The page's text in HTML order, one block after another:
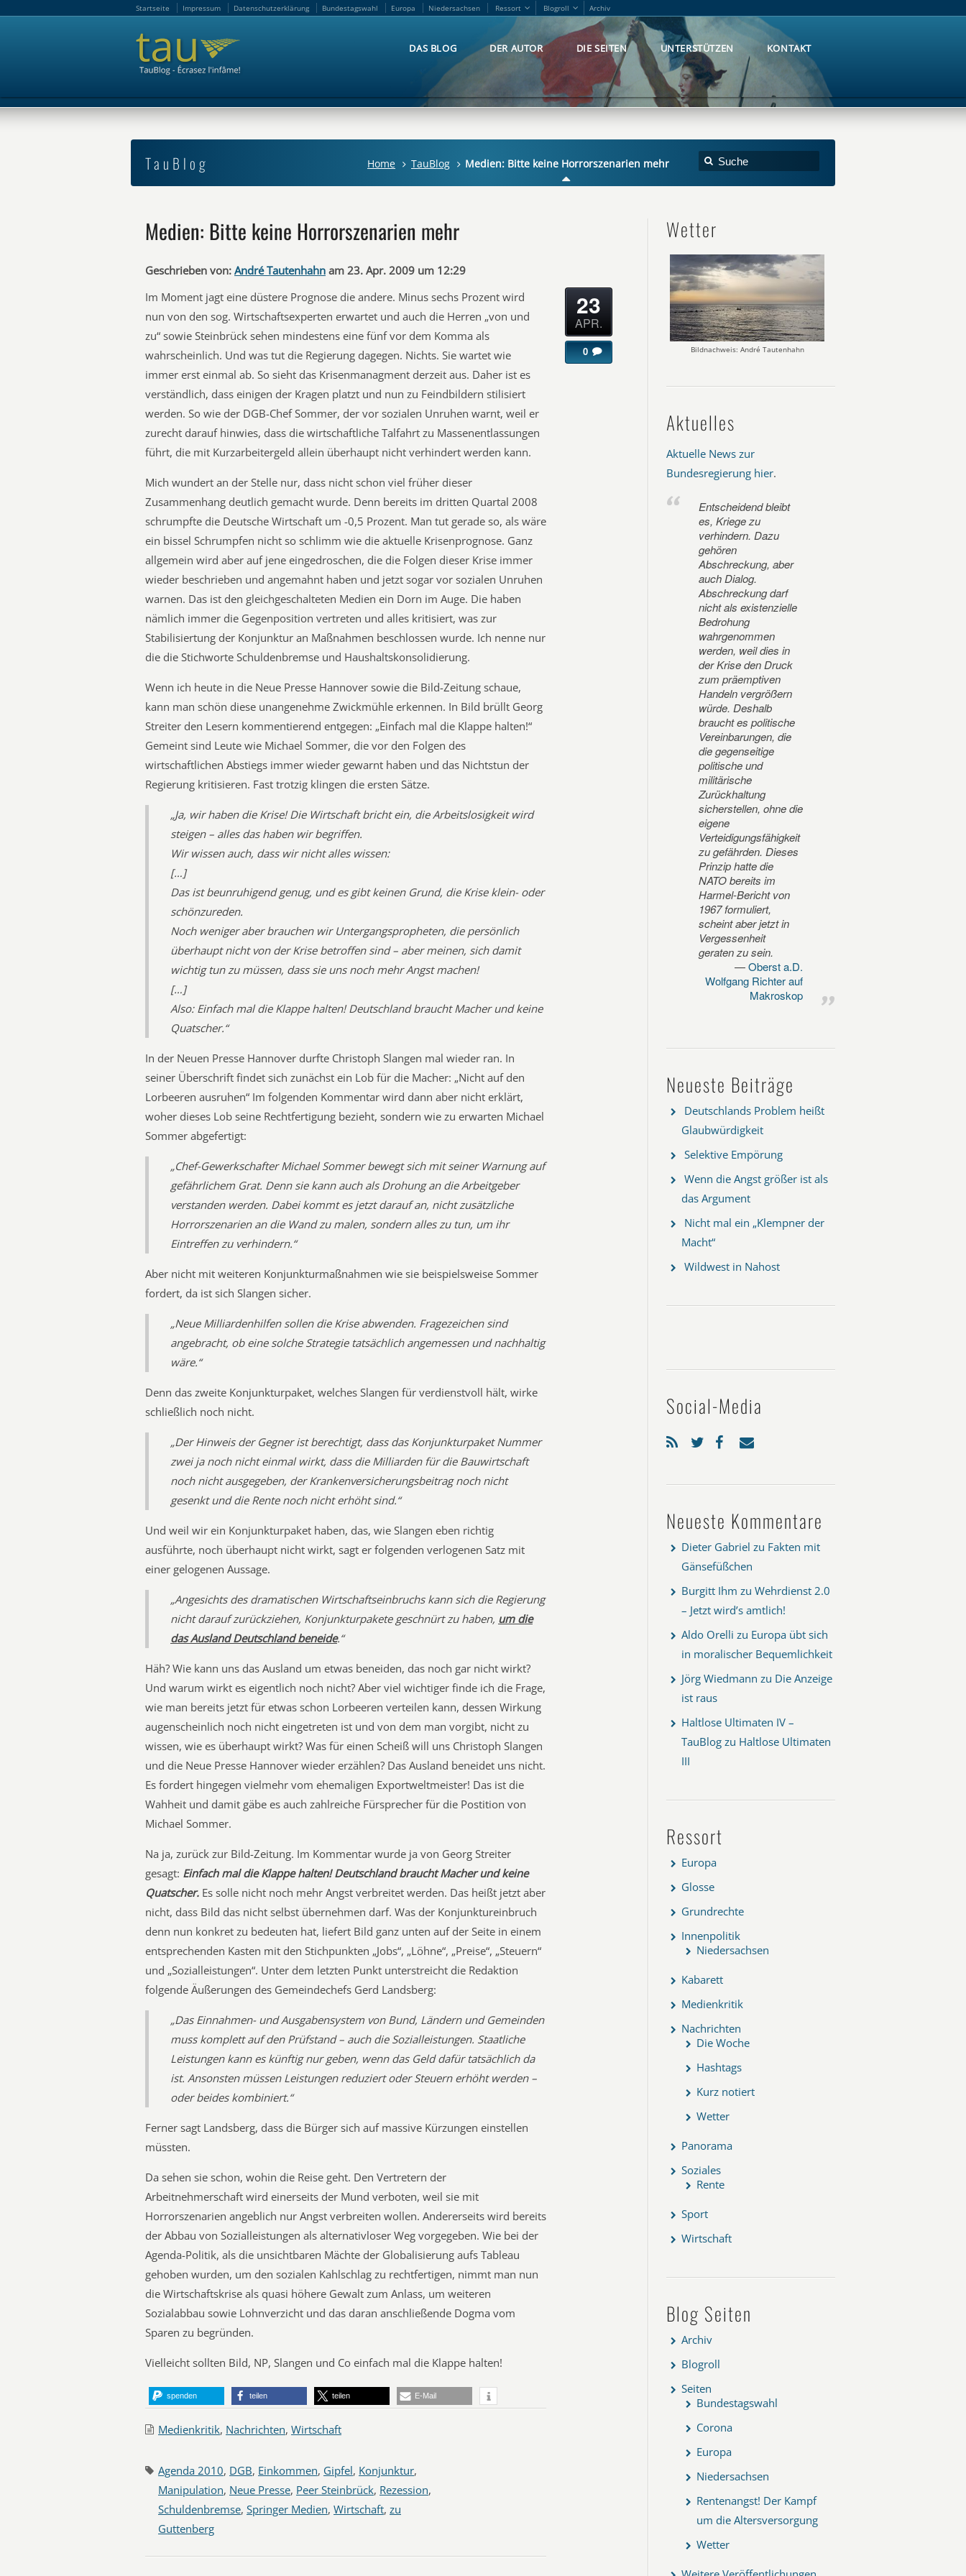
Startseite Impressum Datenschutzerklärung Bundestagswahl Europa Niedersachsen Ressort Blogroll Archiv
DAS BLOG DER AUTOR DIE SEITEN UNTERSTÜTZEN KONTAKT
TauBlog Home TauBlog Medien: Bitte keine Horrorszenarien mehr
Medien: Bitte keine Horrorszenarien mehr
Geschrieben von: André Tautenhahn am 23. Apr. 2009 um 12:29
Im Moment jagt eine düstere Prognose die andere. Minus sechs Prozent wird
nun von den sog. Wirtschaftsexperten erwartet und auch die Herren „von und
zu“ sowie Steinbrück sehen mindestens eine fünf vor dem Komma als
wahrscheinlich. Und was tut die Regierung dagegen. Nichts. Sie wartet wie
immer erst einmal ab. So sieht das Krisenmanagment derzeit aus. Daher ist es
verständlich, dass einigen der Kragen platzt und nun zu Feindbildern stilisiert
werden. So wie der DGB-Chef Sommer, der vor sozialen Unruhen warnt, weil er
zurecht darauf hinwies, dass die wirtschaftliche Talfahrt zu Massenentlassungen
führt, die mit Kurzarbeitergeld allein überhaupt nicht verhindert werden kann.
Mich wundert an der Stelle nur, dass nicht schon viel früher dieser
Zusammenhang deutlich gemacht wurde. Denn bereits im dritten Quartal 2008
schrumpfte die Deutsche Wirtschaft um -0,5 Prozent. Man tut gerade so, als wäre
ein bissel Schrumpfen nicht so schlimm wie die aktuelle Krisenprognose. Ganz
allgemein wird aber auf jene eingedroschen, die die Folgen dieser Krise immer
wieder beschrieben und angemahnt haben und jetzt sogar vor sozialen Unruhen
warnen. Das ist den gleichgeschalteten Medien ein Dorn im Auge. Die haben
nämlich immer die Gegenposition vertreten und alles kritisiert, was zur
Stabilisiertung der Konjunktur an Maßnahmen beschlossen wurde. Ich nenne nur
die die Stichworte Schuldenbremse und Haushaltskonsolidierung.
Wenn ich heute in die Neue Presse Hannover sowie die Bild-Zeitung schaue,
kann man schön diese unangenehme Zwickmühle erkennen. In Bild brüllt Georg
Streiter den Lesern kommentierend entgegen: „Einfach mal die Klappe halten!“
Gemeint sind Leute wie Michael Sommer, die vor den Folgen des
wirtschaftlichen Abstiegs immer wieder gewarnt haben und das Nichtstun der
Regierung kritisieren. Fast trotzig klingen die ersten Sätze.
„Ja, wir haben die Krise! Die Wirtschaft bricht ein, die Arbeitslosigkeit wird
steigen – alles das haben wir begriffen.
Wir wissen auch, dass wir nicht alles wissen:
[…]
Das ist beunruhigend genug, und es gibt keinen Grund, die Krise klein- oder
schönzureden.
Noch weniger aber brauchen wir Untergangspropheten, die persönlich
überhaupt nicht von der Krise betroffen sind – aber meinen, sich damit
wichtig tun zu müssen, dass sie uns noch mehr Angst machen!
[…]
Also: Einfach mal die Klappe halten! Deutschland braucht Macher und keine
Quatscher.“
In der Neuen Presse Hannover durfte Christoph Slangen mal wieder ran. In
seiner Überschrift findet sich zunächst ein Lob für die Macher: „Nicht auf den
Lorbeeren ausruhen“ Im folgenden Kommentar wird dann aber nicht erklärt,
woher dieses Lob seine Rechtfertigung bezieht, sondern wie zu erwarten Michael
Sommer abgefertigt:
„Chef-Gewerkschafter Michael Sommer bewegt sich mit seiner Warnung auf
gefährlichem Grat. Denn sie kann auch als Drohung an die Arbeitgeber
verstanden werden. Dabei kommt es jetzt darauf an, nicht zusätzliche
Horrorszenarien an die Wand zu malen, sondern alles zu tun, um ihr
Eintreffen zu verhindern.“
Aber nicht mit weiteren Konjunkturmaßnahmen wie sie beispielsweise Sommer
fordert, da ist sich Slangen sicher.
„Neue Milliardenhilfen sollen die Krise abwenden. Fragezeichen sind
angebracht, ob eine solche Strategie tatsächlich angemessen und nachhaltig
wäre.“
Denn das zweite Konjunkturpaket, welches Slangen für verdienstvoll hält, wirke
schließlich noch nicht.
„Der Hinweis der Gegner ist berechtigt, dass das Konjunkturpaket Nummer
zwei ja noch nicht einmal wirkt, dass die Milliarden für die Bauwirtschaft
noch nicht ausgegeben, der Krankenversicherungsbeitrag noch nicht
gesenkt und die Rente noch nicht erhöht sind.“
Und weil wir ein Konjunkturpaket haben, das, wie Slangen eben richtig
ausführte, noch überhaupt nicht wirkt, sagt er folgenden verlogenen Satz mit
einer gelogenen Aussage.
„Angesichts des dramatischen Wirtschaftseinbruchs kann sich die Regierung
nicht darauf zurückziehen, Konjunkturpakete geschnürt zu haben, um die
das Ausland Deutschland beneide.“
Häh? Wie kann uns das Ausland um etwas beneiden, das noch gar nicht wirkt?
Und warum wirkt es eigentlich noch nicht? Aber viel wichtiger finde ich die Frage,
wie man bereits jetzt für etwas schon Lorbeeren verteilen kann, dessen Wirkung
augenscheinlich noch nicht eingetreten ist und von dem man vorgibt, nicht zu
wissen, wie es überhaupt wirkt? Was für einen Scheiß will uns Christoph Slangen
und die Neue Presse Hannover wieder erzählen? Das Ausland beneidet uns nicht.
Es fordert hingegen vielmehr vom ehemaligen Exportweltmeister! Das ist die
Wahheit und damit gäbe es auch zahlreiche Fürsprecher für die Postition von
Michael Sommer.
Na ja, zurück zur Bild-Zeitung. Im Kommentar wurde ja von Georg Streiter
gesagt: Einfach mal die Klappe halten! Deutschland braucht Macher und keine
Quatscher. Es solle nicht noch mehr Angst verbreitet werden. Das heißt jetzt aber
nicht, dass Bild das nicht selbst übernehmen darf. Was der Konjunktureinbruch
denn nun konkret zu bedeuten hat, liefert Bild ganz unten auf der Seite in einem
entsprechenden Kasten mit den Stichpunkten „Jobs“, „Löhne“, „Preise“, „Steuern“
und „Sozialleistungen“. Unter dem letzten Punkt unterstreicht die Redaktion
folgende Äußerungen des Gemeindechefs Gerd Landsberg:
„Das Einnahmen- und Ausgabensystem von Bund, Ländern und Gemeinden
muss komplett auf den Prüfstand – auch die Sozialleistungen. Staatliche
Leistungen kann es künftig nur geben, wenn das Geld dafür tatsächlich da
ist. Ansonsten müssen Leistungen reduziert oder Steuern erhöht werden –
oder beides kombiniert.“
Ferner sagt Landsberg, dass die Bürger sich auf massive Kürzungen einstellen
müssten.
Da sehen sie schon, wohin die Reise geht. Den Vertretern der
Arbeitnehmerschaft wird einerseits der Mund verboten, weil sie mit
Horrorszenarien angeblich nur Angst verbreiten wollen. Andererseits wird bereits
der Abbau von Sozialleistungen als alternativloser Weg vorgegeben. Wie bei der
Agenda-Politik, als die unsichtbaren Mächte der Globalisierung aufs Tableau
gehoben wurden, um den sozialen Kahlschlag zu rechtfertigen, nimmt man nun
die Wirtschaftskrise als quasi höhere Gewalt zum Anlass, um weiteren
Sozialabbau sowie Lohnverzicht und das daran anschließende Dogma vom
Sparen zu begründen.
Vielleicht sollten Bild, NP, Slangen und Co einfach mal die Klappe halten!
spenden teilen teilen E-Mail
23
APR.
0
Medienkritik, Nachrichten, Wirtschaft
Agenda 2010, DGB, Einkommen, Gipfel, Konjunktur,
Manipulation, Neue Presse, Peer Steinbrück, Rezession,
Schuldenbremse, Springer Medien, Wirtschaft, zu
Guttenberg
Wetter
Bildnachweis: André Tautenhahn
Aktuelles
Aktuelle News zur
Bundesregierung hier.
Entscheidend bleibt
es, Kriege zu
verhindern. Dazu
gehören
Abschreckung, aber
auch Dialog.
Abschreckung darf
nicht als existenzielle
Bedrohung
wahrgenommen
werden, weil dies in
der Krise den Druck
zum präemptiven
Handeln vergrößern
würde. Deshalb
braucht es politische
Vereinbarungen, die
die gegenseitige
politische und
militärische
Zurückhaltung
sicherstellen, ohne die
eigene
Verteidigungsfähigkeit
zu gefährden. Dieses
Prinzip hatte die
NATO bereits im
Harmel-Bericht von
1967 formuliert,
scheint aber jetzt in
Vergessenheit
geraten zu sein.
Oberst a.D.
Wolfgang Richter auf
Makroskop
Neueste Beiträge
Deutschlands Problem heißt
Glaubwürdigkeit
Selektive Empörung
Wenn die Angst größer ist als
das Argument
Nicht mal ein „Klempner der
Macht“
Wildwest in Nahost
Social-Media
Neueste Kommentare
Dieter Gabriel zu Fakten mit
Gänsefüßchen
Burgitt Ihm zu Wehrdienst 2.0
– Jetzt wird’s amtlich!
Aldo Orelli zu Europa übt sich
in moralischer Bequemlichkeit
Jörg Wiedmann zu Die Anzeige
ist raus
Haltlose Ultimaten IV –
TauBlog zu Haltlose Ultimaten
III
Ressort
Europa
Glosse
Grundrechte
Innenpolitik
Niedersachsen
Kabarett
Medienkritik
Nachrichten
Die Woche
Hashtags
Kurz notiert
Wetter
Panorama
Soziales
Rente
Sport
Wirtschaft
Blog Seiten
Archiv
Blogroll
Seiten
Bundestagswahl
Corona
Europa
Niedersachsen
Rentenangst! Der Kampf
um die Altersversorgung
Wetter
Startseite Impressum Datenschutzerklärung Bundestagswahl Europa Niedersachsen Ressort Blogroll Archiv
DAS BLOG DER AUTOR DIE SEITEN UNTERSTÜTZEN KONTAKT